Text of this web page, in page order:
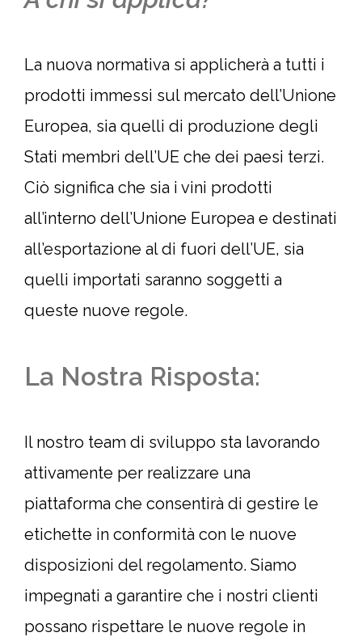
La nuova normativa si applicherà a tutti i
prodotti immessi sul mercato dell’Unione
Europea, sia quelli di produzione degli
Stati membri dell’UE che dei paesi terzi.
Ciò significa che sia i vini prodotti
all’interno dell’Unione Europea e destinati
all’esportazione al di fuori dell’UE, sia
quelli importati saranno soggetti a
queste nuove regole.
La Nostra Risposta:
Il nostro team di sviluppo sta lavorando
attivamente per realizzare una
piattaforma che consentirà di gestire le
etichette in conformità con le nuove
disposizioni del regolamento. Siamo
impegnati a garantire che i nostri clienti
possano rispettare le nuove regole in